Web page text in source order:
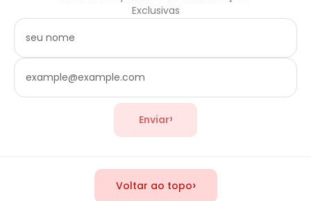
Exclusivas
Enviar›
Voltar ao topo›